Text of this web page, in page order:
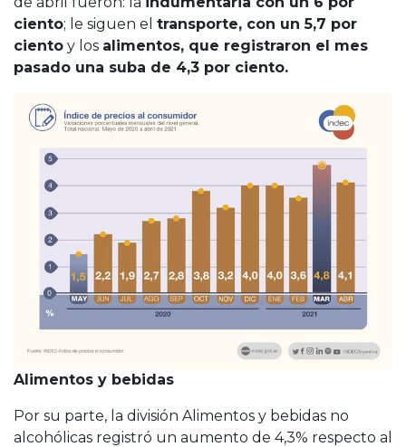
ciento; le siguen el transporte, con un 5,7 por
ciento y los alimentos, que registraron el mes
pasado una suba de 4,3 por ciento.
Alimentos y bebidas
Por su parte, la división Alimentos y bebidas no
alcohólicas registró un aumento de 4,3% respecto al